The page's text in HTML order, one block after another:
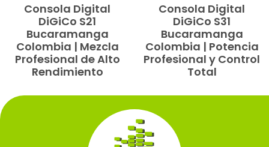
Consola Digital
DiGiCo S21
Bucaramanga
Colombia | Mezcla
Profesional de Alto
Rendimiento
Consola Digital
DiGiCo S31
Bucaramanga
Colombia | Potencia
Profesional y Control
Total